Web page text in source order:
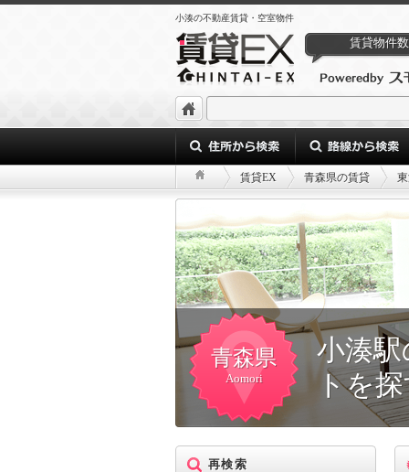
小湊の不動産賃貸・空室物件
賃貸物件数
賃貸EX 青森県の賃貸
青森県
Aomori
小湊
トを
再検索